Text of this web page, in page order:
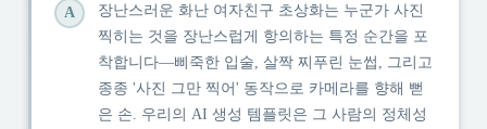
A
장난스러운 화난 여자친구 초상화는 누군가 사진
찍히는 것을 장난스럽게 항의하는 특정 순간을 포
착합니다—삐죽한 입술, 살짝 찌푸린 눈썹, 그리고
종종 '사진 그만 찍어' 동작으로 카메라를 향해 뻗
은 손. 우리의 AI 생성 템플릿은 그 사람의 정체성